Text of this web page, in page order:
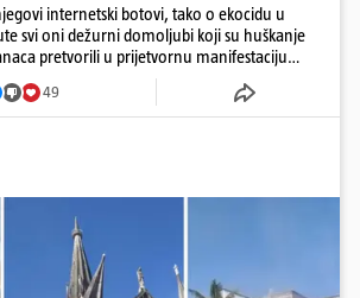
internetski botovi, tako o ekocidu u
svi oni dežurni domoljubi koji su huškanje
pretvorili u prijetvornu manifestaciju
49